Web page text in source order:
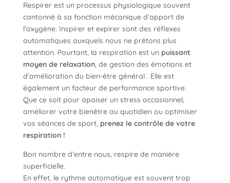
Respirer est un processus physiologique souvent
cantonné à sa fonction mécanique d’apport de
l’oxygène. Inspirer et expirer sont des réflexes
automatiques auxquels nous ne prêtons plus
attention. Pourtant, la respiration est un puissant
moyen de relaxation, de gestion des émotions et
d’amélioration du bien-être général . Elle est
également un facteur de performance sportive.
Que ce soit pour apaiser un stress occasionnel,
améliorer votre bienêtre au quotidien ou optimiser
vos séances de sport,prenez le contrôle de votre
respiration !
Bon nombre d’entre nous, respire de manière
superficielle.
En effet, le rythme automatique est souvent trop